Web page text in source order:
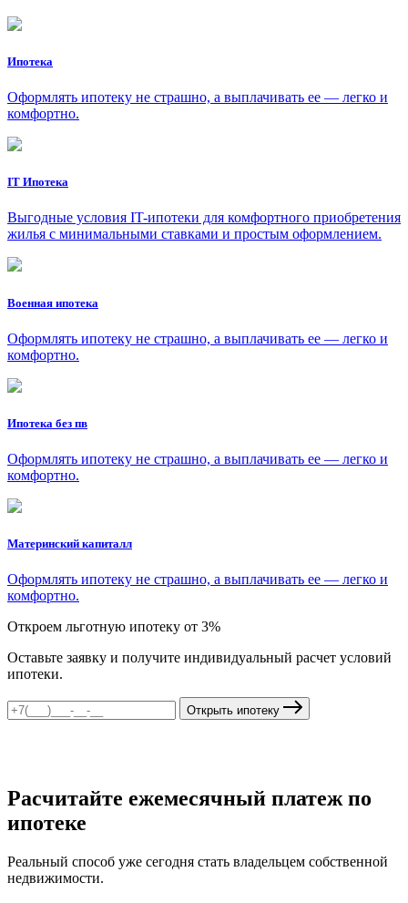
Ипотека
Оформлять ипотеку не страшно, а выплачивать ее — легко и
комфортно.
IT Ипотека
Выгодные условия IT-ипотеки для комфортного приобретения
жилья с минимальными ставками и простым оформлением.
Военная ипотека
Оформлять ипотеку не страшно, а выплачивать ее — легко и
комфортно.
Ипотека без пв
Оформлять ипотеку не страшно, а выплачивать ее — легко и
комфортно.
Материнский капиталл
Оформлять ипотеку не страшно, а выплачивать ее — легко и
комфортно.
Откроем льготную ипотеку от 3%
Оставьте заявку и получите индивидуальный расчет условий
ипотеки.
Открыть ипотеку
Расчитайте ежемесячный платеж по
ипотеке
Реальный способ уже сегодня стать владельцем собственной
недвижимости.